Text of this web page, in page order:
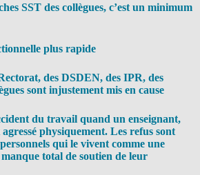
SST des collègues, c’est un minimum
plus rapide
des DSDEN, des IPR, des
sont injustement mis en cause
du travail quand un enseignant,
physiquement. Les refus sont
qui le vivent comme une
total de soutien de leur